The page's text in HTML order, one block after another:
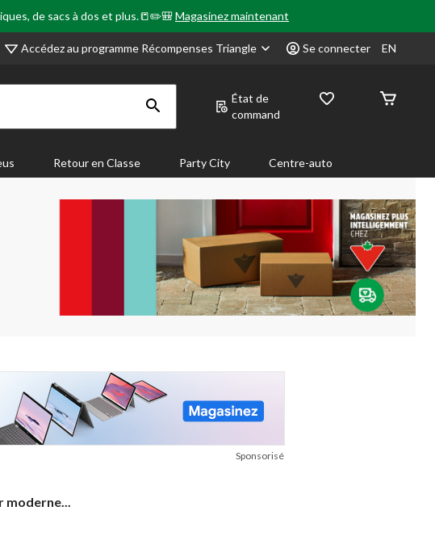
de sacs à dos et plus.📒✏️🎒Magasinez maintenant
Accédez au programme Récompenses Triangle Se connecter EN
État de
command
Retour en Classe Party City Centre-auto
Sponsorisé